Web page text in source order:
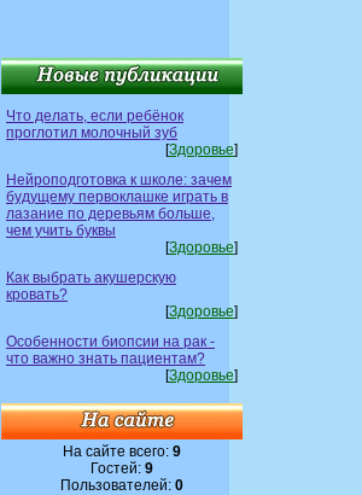
Что делать, если ребёнок
проглотил молочный зуб
[Здоровье]
Нейроподготовка к школе: зачем
будущему первоклашке играть в
лазание по деревьям больше,
чем учить буквы
[Здоровье]
Как выбрать акушерскую
кровать?
[Здоровье]
Особенности биопсии на рак -
что важно знать пациентам?
[Здоровье]
На сайте всего: 9
Гостей: 9
Пользователей: 0